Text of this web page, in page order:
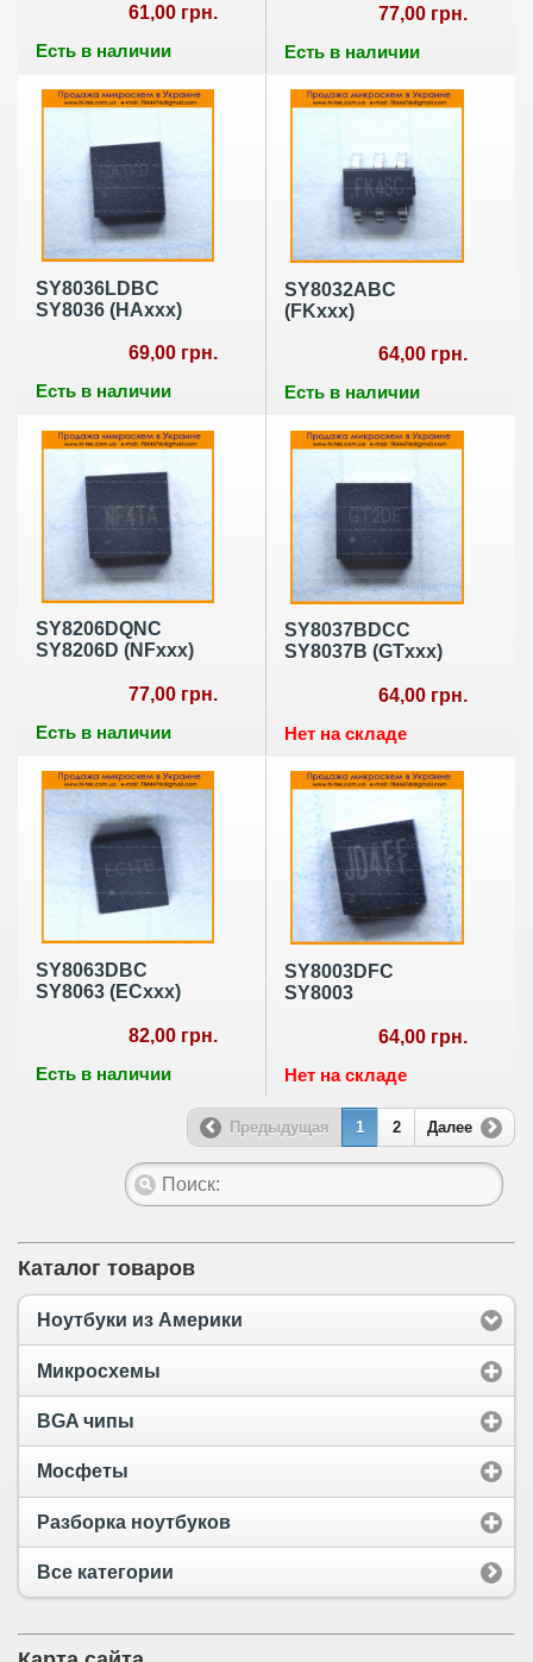
61,00 грн.
Есть в наличии
77,00 грн.
Есть в наличии
SY8036LDBC
SY8036 (HAxxx)
69,00 грн.
Есть в наличии
SY8032ABC
(FKxxx)
64,00 грн.
Есть в наличии
SY8206DQNC
SY8206D (NFxxx)
77,00 грн.
Есть в наличии
SY8037BDCC
SY8037B (GTxxx)
64,00 грн.
Нет на складе
SY8063DBC
SY8063 (ECxxx)
82,00 грн.
Есть в наличии
SY8003DFC
SY8003
64,00 грн.
Нет на складе
Предыдущая 1 2 Далее
Каталог товаров
Ноутбуки из Америки
Микросхемы
BGA чипы
Мосфеты
Разборка ноутбуков
Все категории